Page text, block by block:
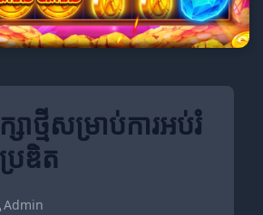
សាថ្មីសម្រាប់ការអប់រំ
រឌិត
Admin